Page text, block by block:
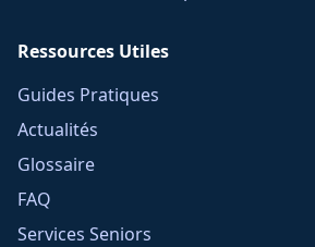
Ressources Utiles
Guides Pratiques
Actualités
Glossaire
FAQ
Services Seniors